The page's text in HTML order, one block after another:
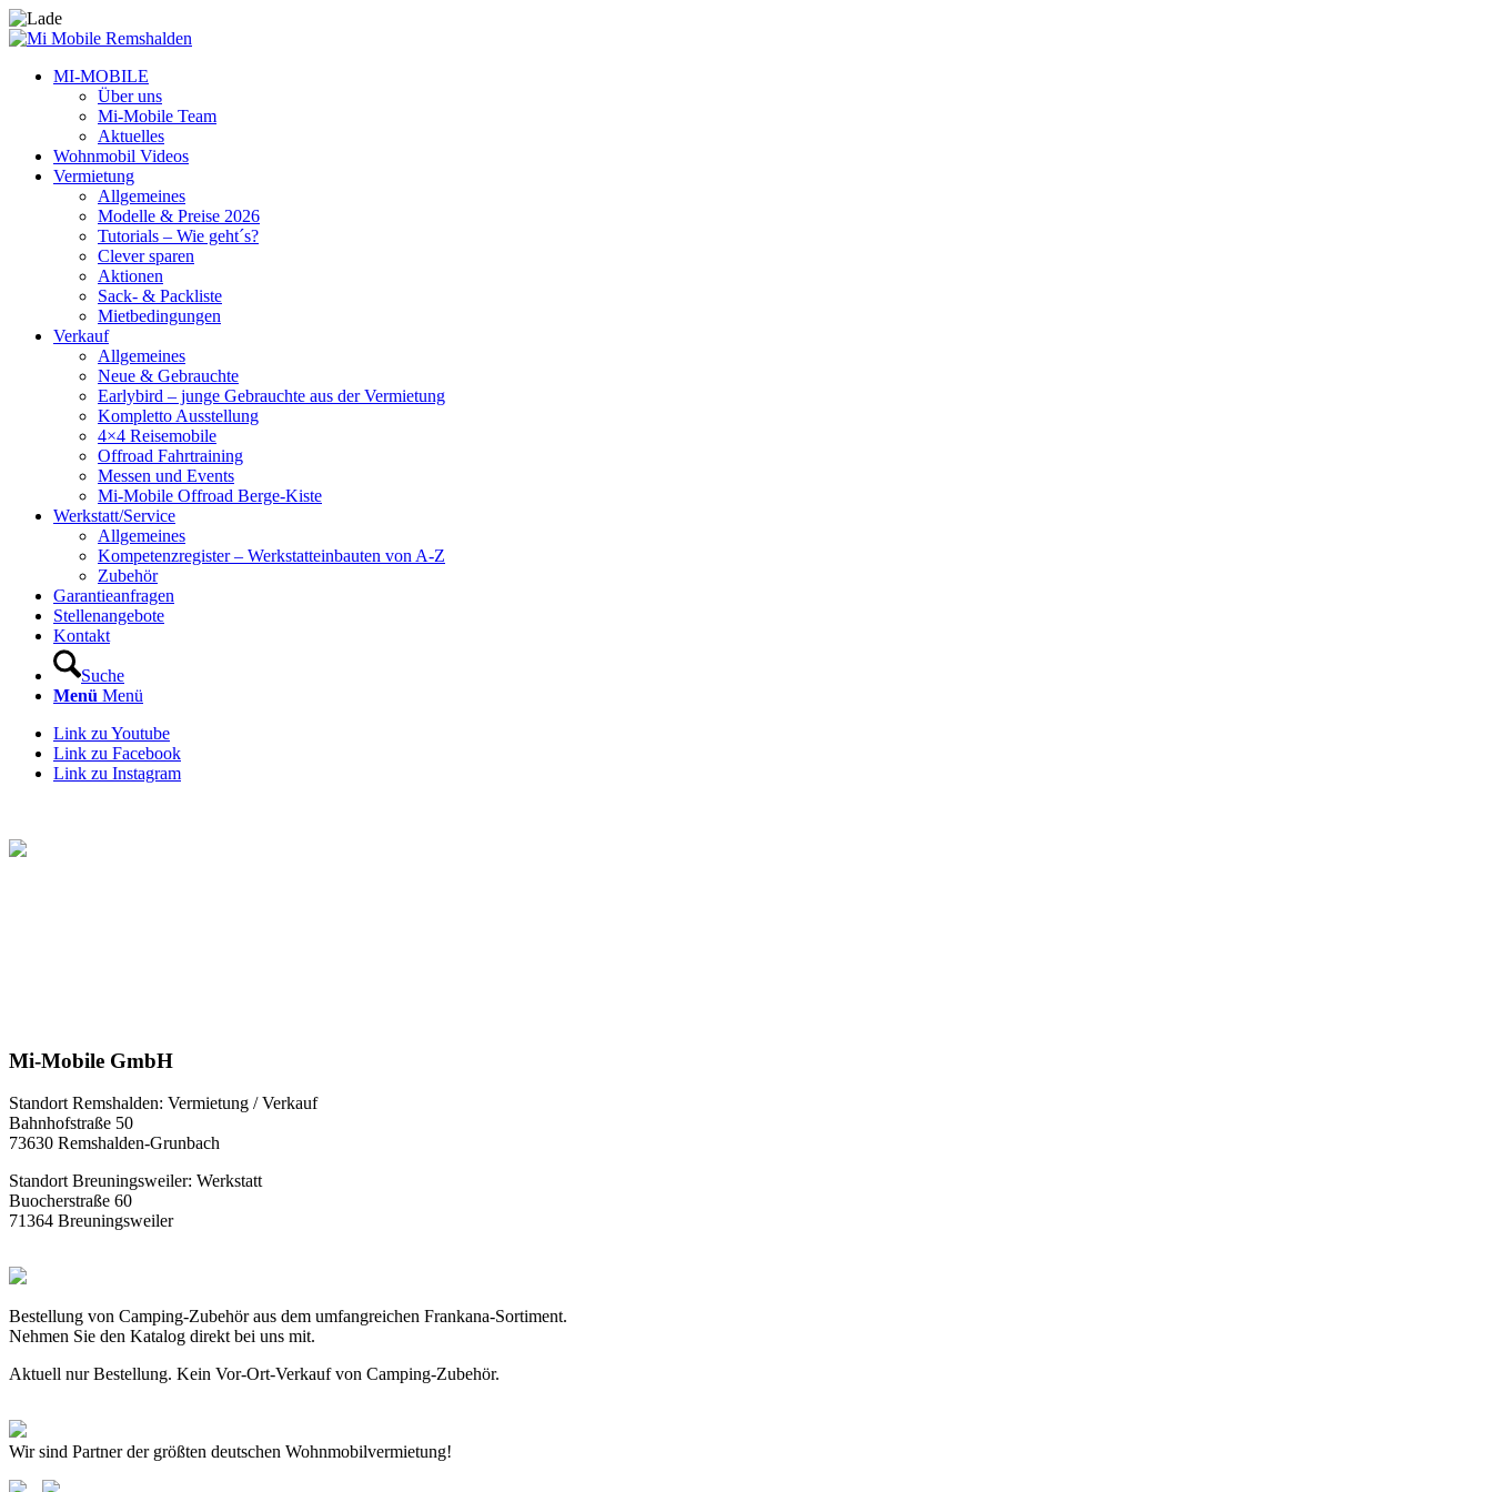
MI-MOBILE
Über uns
Mi-Mobile Team
Aktuelles
Wohnmobil Videos
Vermietung
Allgemeines
Modelle & Preise 2026
Tutorials – Wie geht´s?
Clever sparen
Aktionen
Sack- & Packliste
Mietbedingungen
Verkauf
Allgemeines
Neue & Gebrauchte
Earlybird – junge Gebrauchte aus der Vermietung
Kompletto Ausstellung
4×4 Reisemobile
Offroad Fahrtraining
Messen und Events
Mi-Mobile Offroad Berge-Kiste
Werkstatt/Service
Allgemeines
Kompetenzregister – Werkstatteinbauten von A-Z
Zubehör
Garantieanfragen
Stellenangebote
Kontakt
Suche
Menü Menü
Link zu Youtube
Link zu Facebook
Link zu Instagram
Mi-Mobile GmbH
Standort Remshalden: Vermietung / Verkauf
Bahnhofstraße 50
73630 Remshalden-Grunbach
Standort Breuningsweiler: Werkstatt
Buocherstraße 60
71364 Breuningsweiler
Bestellung von Camping-Zubehör aus dem umfangreichen Frankana-Sortiment.
Nehmen Sie den Katalog direkt bei uns mit.
Aktuell nur Bestellung. Kein Vor-Ort-Verkauf von Camping-Zubehör.
Wir sind Partner der größten deutschen Wohnmobilvermietung!